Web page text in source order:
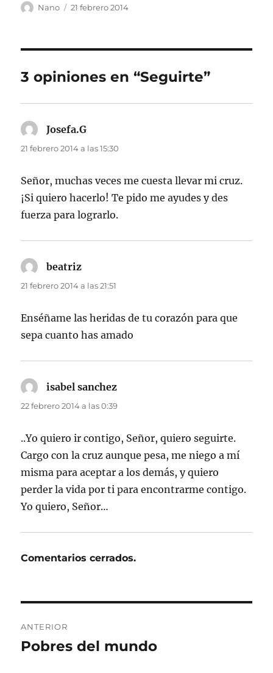
Autor
Nano
Publicado
21 febrero 2014
3 opiniones en “Seguirte”
Josefa.G
21 febrero 2014 a las 15:30
Señor, muchas veces me cuesta llevar mi cruz.
¡Si quiero hacerlo! Te pido me ayudes y des
fuerza para lograrlo.
beatriz
21 febrero 2014 a las 21:51
Enséñame las heridas de tu corazón para que
sepa cuanto has amado
isabel sanchez
22 febrero 2014 a las 0:39
..Yo quiero ir contigo, Señor, quiero seguirte.
Cargo con la cruz aunque pesa, me niego a mí
misma para aceptar a los demás, y quiero
perder la vida por ti para encontrarme contigo.
Yo quiero, Señor…
Comentarios cerrados.
de
ANTERIOR
Entrada
Pobres del mundo